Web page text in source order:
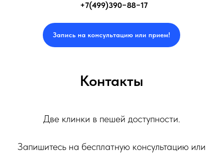
+7(499)390−88−17
Запись на консультацию или прием!
Контакты
Две клинки в пешей доступности.
Запишитесь на бесплатную консультацию или